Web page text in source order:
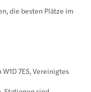
die besten Plätze im
7ES, Vereinigtes